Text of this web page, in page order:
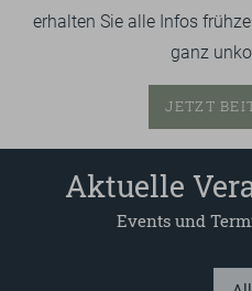
erhalten Sie alle Infos
ganz
JETZT
Aktuelle
Events und